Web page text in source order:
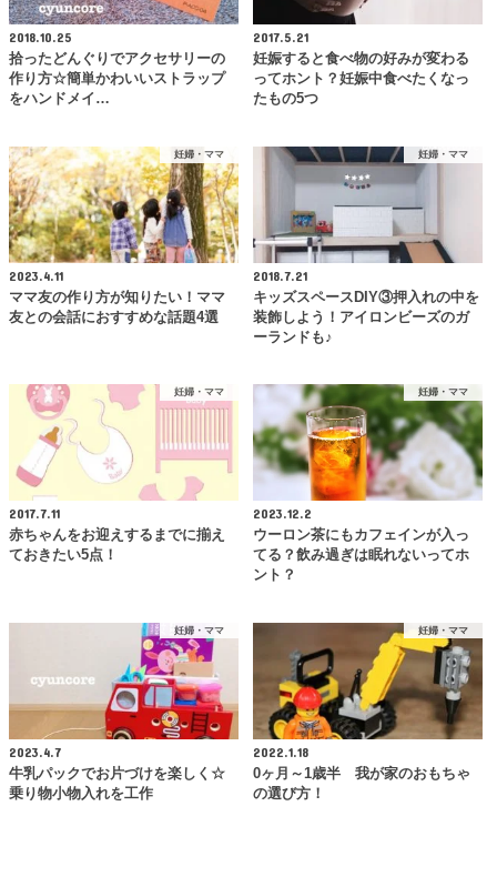
2018.10.25
拾ったどんぐりでアクセサリーの
作り方☆簡単かわいいストラップ
をハンドメイ…
2017.5.21
妊娠すると食べ物の好みが変わる
ってホント？妊娠中食べたくなっ
たもの5つ
妊婦・ママ
2023.4.11
ママ友の作り方が知りたい！ママ
友との会話におすすめな話題4選
妊婦・ママ
2018.7.21
キッズスペースDIY③押入れの中を
装飾しよう！アイロンビーズのガ
ーランドも♪
妊婦・ママ
2017.7.11
赤ちゃんをお迎えするまでに揃え
ておきたい5点！
妊婦・ママ
2023.12.2
ウーロン茶にもカフェインが入っ
てる？飲み過ぎは眠れないってホ
ント？
妊婦・ママ
2023.4.7
牛乳パックでお片づけを楽しく☆
乗り物小物入れを工作
妊婦・ママ
2022.1.18
0ヶ月～1歳半 我が家のおもちゃ
の選び方！